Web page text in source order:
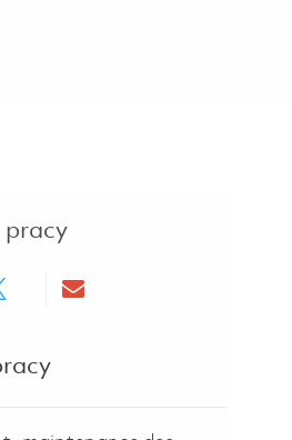
pracy
via twitter
Share via email